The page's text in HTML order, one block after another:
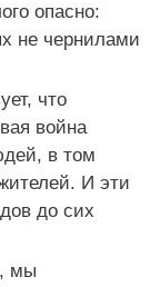
опасно:
не чернилами
что
война
в том
И эти
до сих
мы